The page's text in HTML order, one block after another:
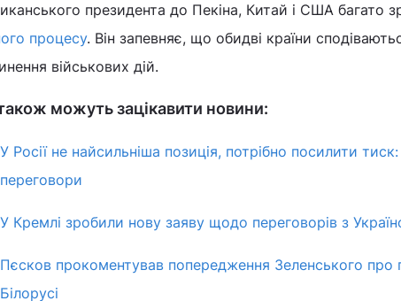
президента до Пекіна, Китай і США багато
процесу. Він запевняє, що обидві країни
військових дій.
можуть зацікавити новини:
У Росії не найсильніша позиція, потрібно посилити
переговори
У Кремлі зробили нову заяву щодо переговорів з
Пєсков прокоментував попередження Зеленського про
Білорусі